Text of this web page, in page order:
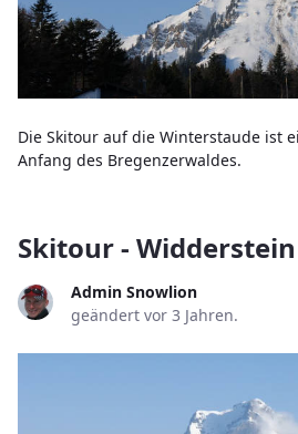
Die Skitour auf die Winterstaude ist
Anfang des Bregenzerwaldes.
Skitour - Widderstein
Admin Snowlion
geändert vor 3 Jahren.